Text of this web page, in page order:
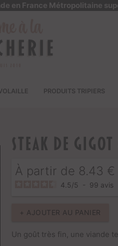
en France Métropolitaine
PRODUITS TRIPIERS
Steak de gigot
À partir de 8.43 €
4.5/5 - 99 avis
+ AJOUTER AU PANIER
Un goût très fin, une viande